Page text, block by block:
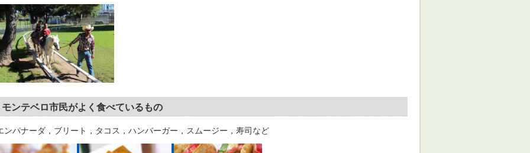
モンテベロ市民がよく食べているもの
ンパナーダ，ブリート，タコス，ハンバーガー，スムージー，寿司など